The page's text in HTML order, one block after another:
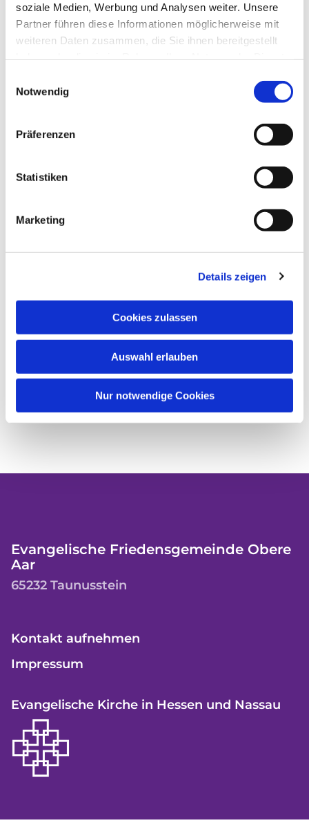
soziale Medien, Werbung und Analysen weiter. Unsere
Partner führen diese Informationen möglicherweise mit
weiteren Daten zusammen, die Sie ihnen bereitgestellt
Notwendig
Präferenzen
Statistiken
Marketing
Details zeigen
Cookies zulassen
Auswahl erlauben
Nur notwendige Cookies
Evangelische Friedensgemeinde Obere
Aar
65232 Taunusstein
Kontakt aufnehmen
Impressum
Evangelische Kirche in Hessen und Nassau